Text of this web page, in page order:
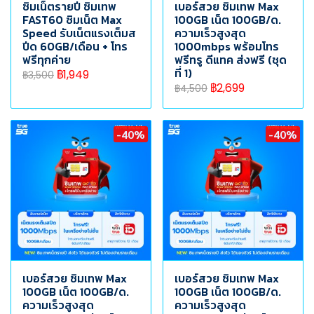
ซิมเน็ตรายปี ซิมเทพ
FAST60 ซิมเน็ต Max
Speed รับเน็ตแรงเต็มส
ปีด 60GB/เดือน + โทร
ฟรีทุกค่าย
฿3,500 ฿1,949
เบอร์สวย ซิมเทพ Max
100GB เน็ต 100GB/ด.
ความเร็วสูงสุด
1000mbps พร้อมโทร
ฟรีทรู ดีแทค ส่งฟรี (ชุด
ที่ 1)
฿4,500 ฿2,699
-40%
เบอร์สวย ซิมเทพ Max
100GB เน็ต 100GB/ด.
ความเร็วสูงสุด
-40%
เบอร์สวย ซิมเทพ Max
100GB เน็ต 100GB/ด.
ความเร็วสูงสุด